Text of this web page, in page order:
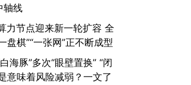
轴线
力节点迎来新一轮扩容 全
盘棋”“一张网”正不断成型
海豚”多次“眼壁置换” “闭
意味着风险减弱？一文了